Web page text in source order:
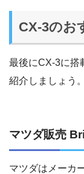
CX-3のお
最後にCX-3に搭
紹介しましょう。
マツダ販売
マツダはメーカ